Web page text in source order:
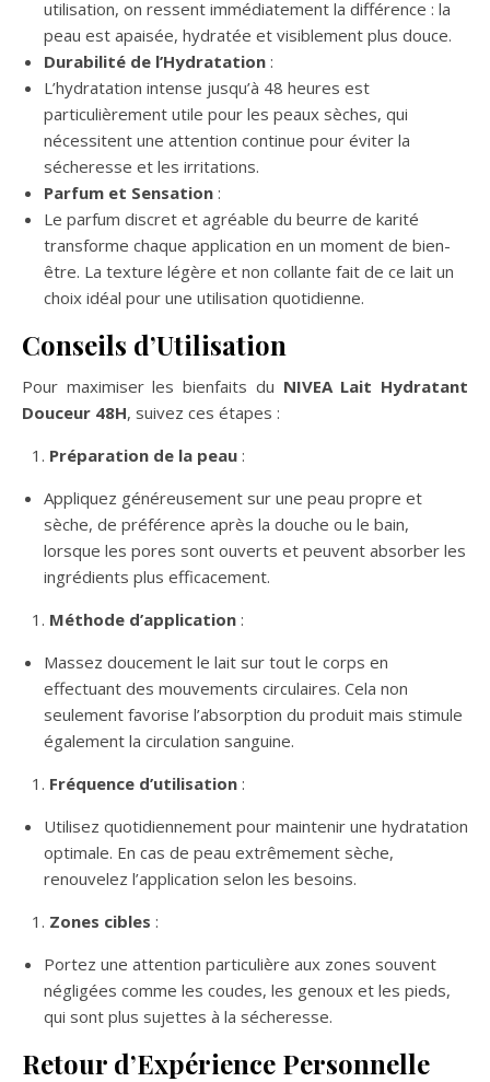
utilisation, on ressent immédiatement la différence : la
peau est apaisée, hydratée et visiblement plus douce.
Durabilité de l’Hydratation :
L’hydratation intense jusqu’à 48 heures est
particulièrement utile pour les peaux sèches, qui
nécessitent une attention continue pour éviter la
sécheresse et les irritations.
Parfum et Sensation :
Le parfum discret et agréable du beurre de karité
transforme chaque application en un moment de bien-
être. La texture légère et non collante fait de ce lait un
choix idéal pour une utilisation quotidienne.
Conseils d’Utilisation
Pour maximiser les bienfaits du NIVEA Lait Hydratant
Douceur 48H, suivez ces étapes :
Préparation de la peau :
Appliquez généreusement sur une peau propre et
sèche, de préférence après la douche ou le bain,
lorsque les pores sont ouverts et peuvent absorber les
ingrédients plus efficacement.
Méthode d’application :
Massez doucement le lait sur tout le corps en
effectuant des mouvements circulaires. Cela non
seulement favorise l’absorption du produit mais stimule
également la circulation sanguine.
Fréquence d’utilisation :
Utilisez quotidiennement pour maintenir une hydratation
optimale. En cas de peau extrêmement sèche,
renouvelez l’application selon les besoins.
Zones cibles :
Portez une attention particulière aux zones souvent
négligées comme les coudes, les genoux et les pieds,
qui sont plus sujettes à la sécheresse.
Retour d’Expérience Personnelle